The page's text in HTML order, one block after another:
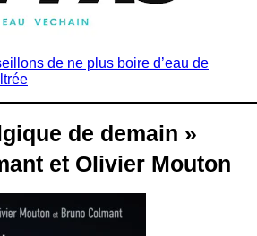
de ne plus boire d’eau de
de demain »
et Olivier Mouton